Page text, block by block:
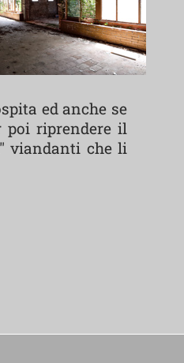
ed anche se
poi riprendere il
viandanti che li